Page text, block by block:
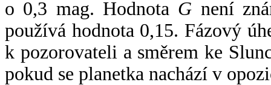
o 0,3 mag. Hodnota G není
používá hodnota 0,15. Fázový
k pozorovateli a směrem ke
pokud se planetka nachází v